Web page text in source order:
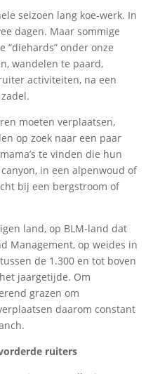
seizoen lang koe-werk. In
dagen. Maar sommige
“diehards” onder onze
wandelen te paard,
activiteiten, na een
moeten verplaatsen,
op zoek naar een paar
te vinden die hun
in een alpenwoud of
bij een bergstroom of
land, op BLM-land dat
Management, op weides in
de 1.300 en tot boven
jaargetijde. Om
grazen om
daarom constant
ruiters